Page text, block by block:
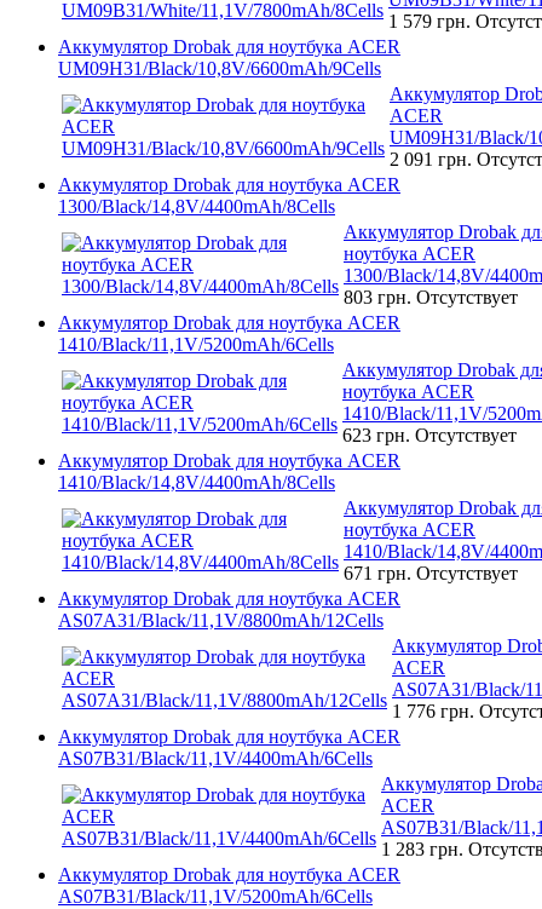
1 579 грн.
Аккумулятор Drobak для ноутбука ACER
UM09H31/Black/10,8V/6600mAh/9Cells
Аккумулятор
ACER
UM09H31/Black/
2 091 грн.
Аккумулятор Drobak для ноутбука ACER
1300/Black/14,8V/4400mAh/8Cells
Аккумулятор Drobak
ноутбука ACER
1300/Black/14,8V/
803 грн. Отсутствует
Аккумулятор Drobak для ноутбука ACER
1410/Black/11,1V/5200mAh/6Cells
Аккумулятор Drobak
ноутбука ACER
1410/Black/11,1V/
623 грн. Отсутствует
Аккумулятор Drobak для ноутбука ACER
1410/Black/14,8V/4400mAh/8Cells
Аккумулятор Drobak
ноутбука ACER
1410/Black/14,8V/
671 грн. Отсутствует
Аккумулятор Drobak для ноутбука ACER
AS07A31/Black/11,1V/8800mAh/12Cells
Аккумулятор
ACER
AS07A31/Black/
1 776 грн.
Аккумулятор Drobak для ноутбука ACER
AS07B31/Black/11,1V/4400mAh/6Cells
Аккумулятор
ACER
AS07B31/Black/
1 283 грн.
Аккумулятор Drobak для ноутбука ACER
AS07B31/Black/11,1V/5200mAh/6Cells